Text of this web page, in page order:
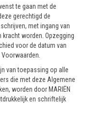
te gaan met de
gerechtigd de
met ingang van
worden. Opzegging
voor de datum van
van toepassing op alle
die met deze Algemene
worden door MARIËN
en schriftelijk